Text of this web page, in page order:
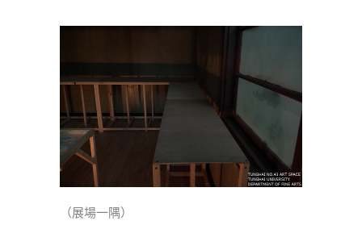
（展場一隅）